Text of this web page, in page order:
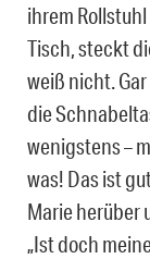
ihrem
Tisch, steckt
weiß nicht.
die
wenigstens –
was! Das ist
Marie herüber
„Ist doch